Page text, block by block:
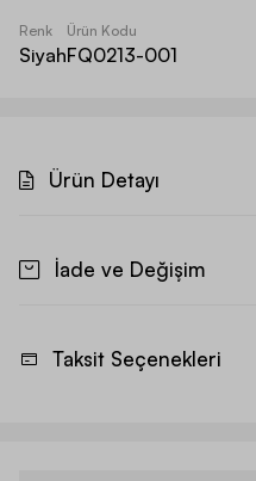
Renk
Siyah
Ürün Kodu
FQ0213-001
Ürün Detayı
İade ve Değişim
Taksit Seçenekleri